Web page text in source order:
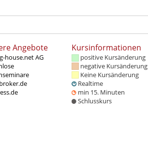
Angebote
house.net AG
Kursinformationen
positive Kursänderung
negative Kursänderung
Keine Kursänderung
Realtime
min 15. Minuten
Schlusskurs